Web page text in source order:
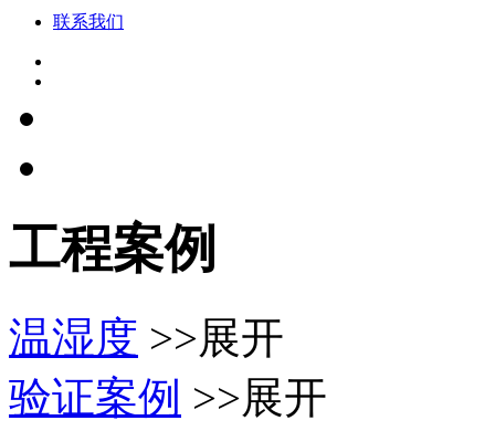
联系我们
工程案例
温湿度 >>展开
验证案例 >>展开